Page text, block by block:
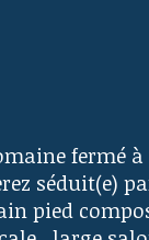
fermé
séduit(e)
pied